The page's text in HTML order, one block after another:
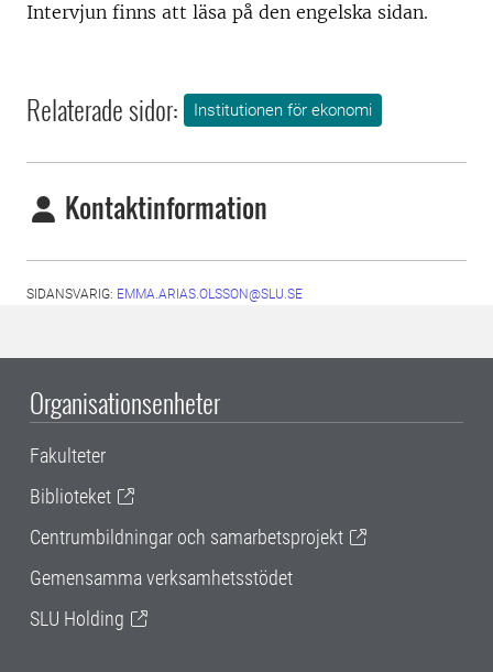
Intervjun finns att läsa på den engelska sidan.
Relaterade sidor: Institutionen för ekonomi
Kontaktinformation
SIDANSVARIG: EMMA.ARIAS.OLSSON@SLU.SE
Organisationsenheter
Fakulteter
Biblioteket
Centrumbildningar och samarbetsprojekt
Gemensamma verksamhetsstödet
SLU Holding